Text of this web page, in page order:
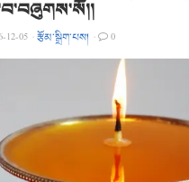
12-05 ·རྩོམ་སྒྲིག་པས། · 0